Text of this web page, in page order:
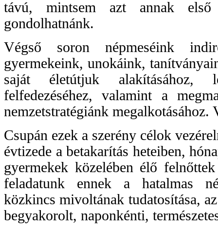
távú, mintsem azt annak
gondolhatnánk.
Végső soron népmeséink
gyermekeink, unokáink,
saját életútjuk alakításához,
felfedezéséhez, valamint a
nemzetstratégiánk megalkotásához.
Csupán ezek a szerény célok
évtizede a betakarítás heteiben,
gyermekek közelében élő
feladatunk ennek a hatalmas
közkincs mivoltának tudatosítása,
begyakorolt, naponkénti,